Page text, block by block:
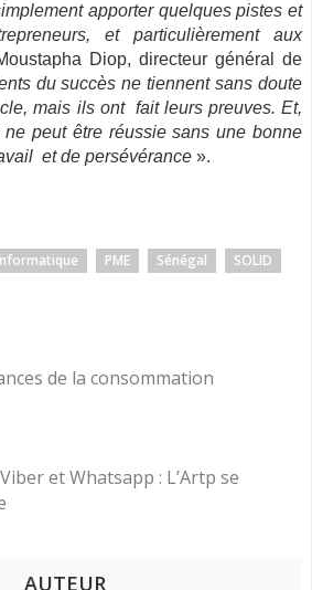
apporter quelques pistes et
et particulièrement aux
Diop, directeur général de
du succès ne tiennent sans doute
mais ils ont fait leurs preuves. Et,
ne peut être réussie sans une bonne
et de persévérance ».
PME Sénégal
SOLID
de la consommation
et Whatsapp : L’Artp se
AUTEUR